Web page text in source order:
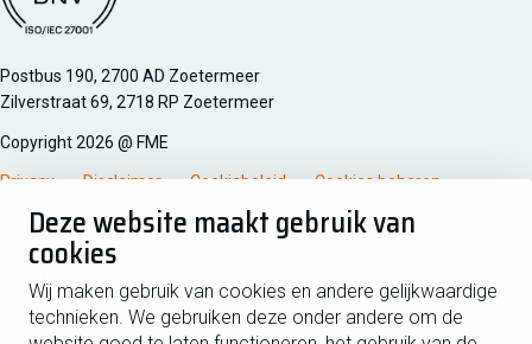
Deze website maakt gebruik van
cookies
Wij maken gebruik van cookies en andere gelijkwaardige
technieken. We gebruiken deze onder andere om de
Managementsyteem certificatie DNV iso/iec 27001
Postbus 190, 2700 AD Zoetermeer
Zilverstraat 69, 2718 RP Zoetermeer
Copyright 2026 @ FME
Privacy Disclaimer Cookiebeleid Cookies beheren
Schrijf je in voor de nieuwsbrief
Voornaam